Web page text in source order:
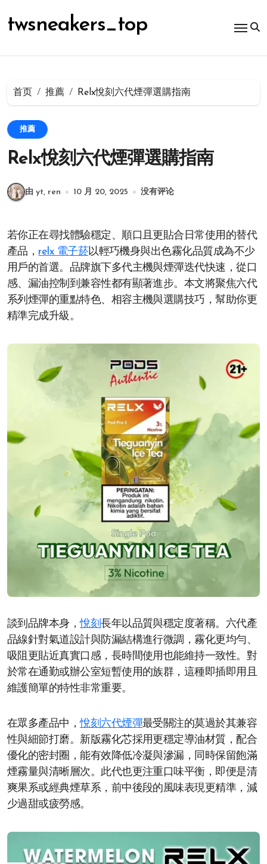
容
twsneakers_top
首页 推薦 Relx悅刻六代煙彈選購指南
推薦
Relx悅刻六代煙彈選購指南
由 yt, ren 10 月 20, 2025 没有评论
若你正在尋找體驗穩定、順口且更貼合日常使用的替代
產品， relx 電子菸以輕巧機身與出色霧化品質成為不少
用戶的首選。品牌旗下多代主機與煙彈迭代快速，從口
感、漏油控制到兼容性都有顯著進步。本文將聚焦六代
系列煙彈的重點特色、相容主機與選購技巧，幫助你更
精準完成升級。
談到品牌本身，悅刻長年以品質與穩定度著稱。六代產
品線針對氣道設計與防漏結構進行微調，霧化更均勻、
吸阻更貼近真實口感，長時間使用也能維持一致性。對
於常在通勤或辦公室短暫使用的族群，這種即插即用且
維護簡單的特性非常重要。
在眾多產品中，悅刻六代煙彈最受關注的莫過於其兼容
性與細節打磨。新版霧化芯採用更穩定導油材質，配合
優化的密封圈，能有效降低冷凝與滲漏，同時保留飽滿
煙霧量與清晰層次。此代也更注重口味平衡，即便是清
爽果系或經典煙草系，前中後段的風味表現更精準，減
少過甜或疲勞感。